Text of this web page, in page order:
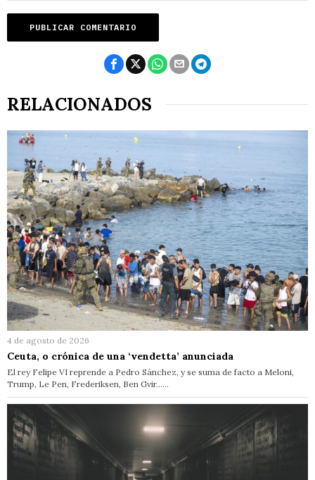
RELACIONADOS
4 de agosto de 2026
Ceuta, o crónica de una ‘vendetta’ anunciada
El rey Felipe VI reprende a Pedro Sánchez, y se suma de facto a Meloni,
Trump, Le Pen, Frederiksen, Ben Gvir……